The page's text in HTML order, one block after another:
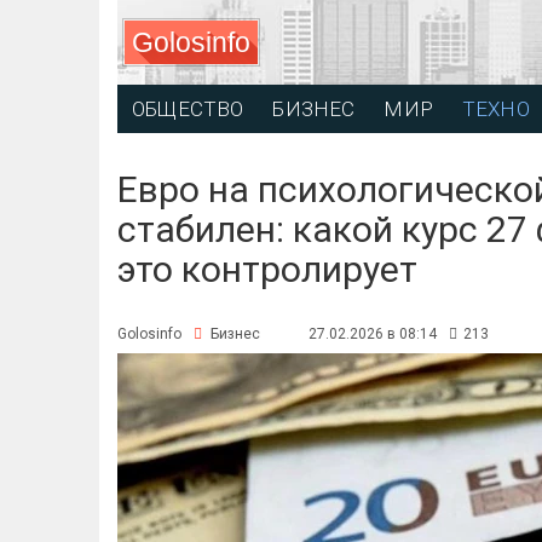
Golosinfo
ОБЩЕСТВО БИЗНЕС МИР ТЕХНО
Евро на
стабилен: какой курс
это контролирует
Golosinfo Бизнес 27.02.2026 в 08:14 213